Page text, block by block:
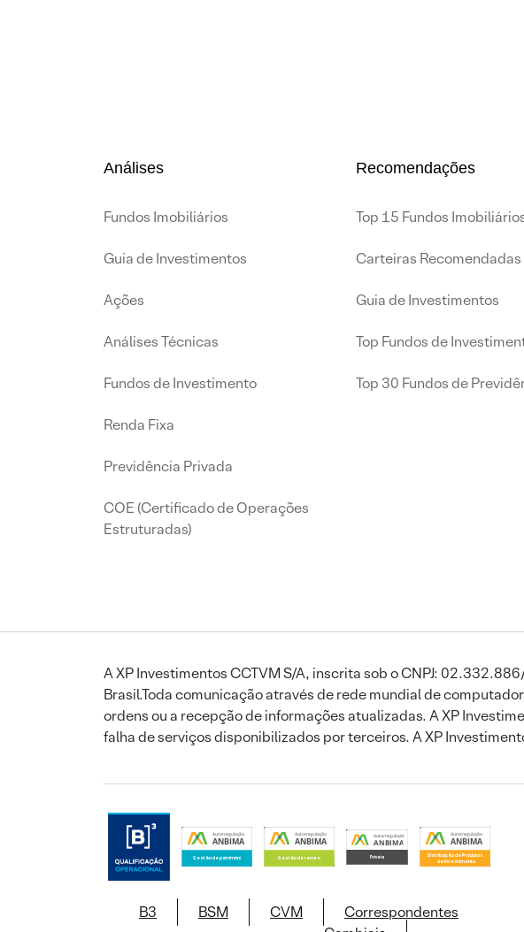
Análises
Fundos Imobiliários
Guia de Investimentos
Ações
Análises Técnicas
Fundos de Investimento
Renda Fixa
Previdência Privada
COE (Certificado de Operações
Estruturadas)
Recomendações
Top 15 Fundos
Carteiras Recomendadas
Guia de Investimentos
Top Fundos de
Top 30 Fundos de
A XP Investimentos CCTVM S/A, inscrita sob o CNPJ:
Brasil.Toda comunicação através de rede mundial de
ordens ou a recepção de informações atualizadas. A XP
falha de serviços disponibilizados por terceiros. A XP
B3 BSM CVM
Correspondentes